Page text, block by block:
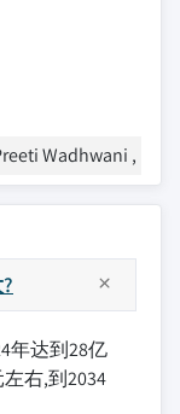
Wadhwani ,
年达到28亿
右,到2034